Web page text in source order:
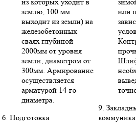
землю, 100 мм.
выходит из земли) на
железобетонных
сваях глубиной
2000мм от уровня
земли, диаметром от
300мм. Армирование
осуществляется
арматурой 14-го
диаметра.
6. Подготовка
или
9.